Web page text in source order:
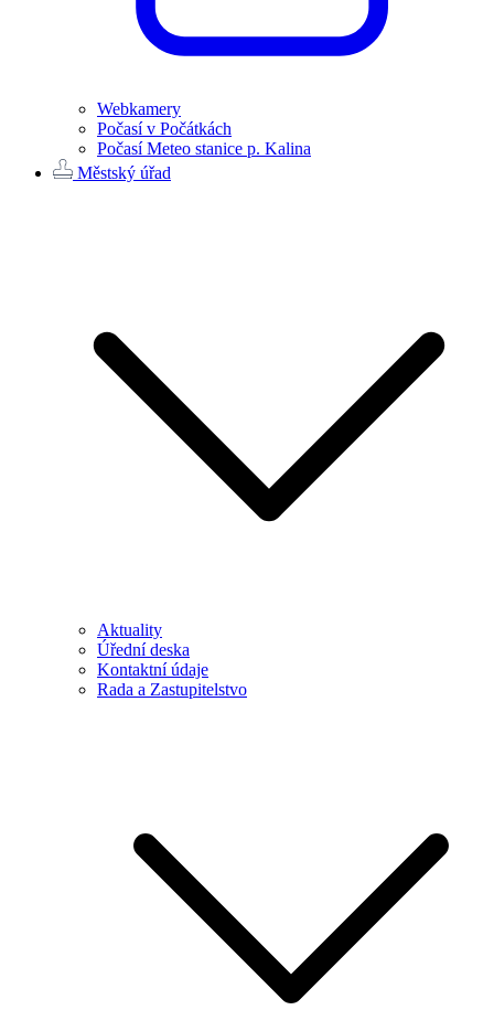
Webkamery
Počasí v Počátkách
Počasí Meteo stanice p. Kalina
Městský úřad
Aktuality
Úřední deska
Kontaktní údaje
Rada a Zastupitelstvo